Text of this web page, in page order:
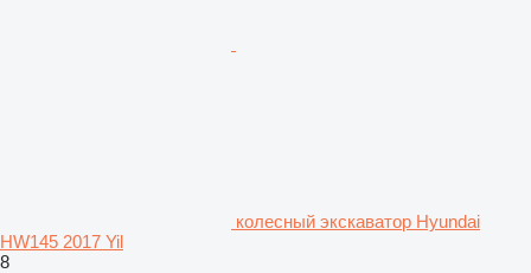
колесный экскаватор Hyundai
HW145 2017 Yil
8